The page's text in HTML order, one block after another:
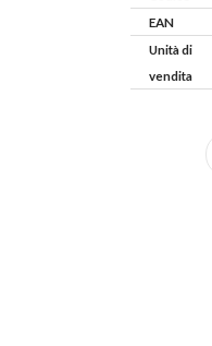
EAN
Unità di
vendita